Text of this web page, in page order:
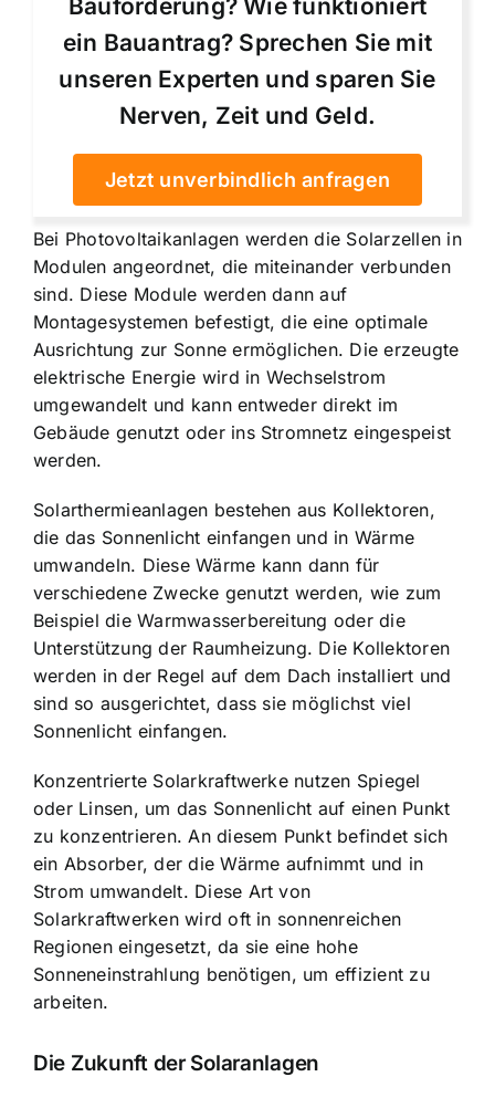
Bauförderung? Wie funktioniert
ein Bauantrag? Sprechen Sie mit
unseren Experten und sparen Sie
Nerven, Zeit und Geld.
Jetzt unverbindlich anfragen
Bei Photovoltaikanlagen werden die Solarzellen in
Modulen angeordnet, die miteinander verbunden
sind. Diese Module werden dann auf
Montagesystemen befestigt, die eine optimale
Ausrichtung zur Sonne ermöglichen. Die erzeugte
elektrische Energie wird in Wechselstrom
umgewandelt und kann entweder direkt im
Gebäude genutzt oder ins Stromnetz eingespeist
werden.
Solarthermieanlagen bestehen aus Kollektoren,
die das Sonnenlicht einfangen und in Wärme
umwandeln. Diese Wärme kann dann für
verschiedene Zwecke genutzt werden, wie zum
Beispiel die Warmwasserbereitung oder die
Unterstützung der Raumheizung. Die Kollektoren
werden in der Regel auf dem Dach installiert und
sind so ausgerichtet, dass sie möglichst viel
Sonnenlicht einfangen.
Konzentrierte Solarkraftwerke nutzen Spiegel
oder Linsen, um das Sonnenlicht auf einen Punkt
zu konzentrieren. An diesem Punkt befindet sich
ein Absorber, der die Wärme aufnimmt und in
Strom umwandelt. Diese Art von
Solarkraftwerken wird oft in sonnenreichen
Regionen eingesetzt, da sie eine hohe
Sonneneinstrahlung benötigen, um effizient zu
arbeiten.
Die Zukunft der Solaranlagen